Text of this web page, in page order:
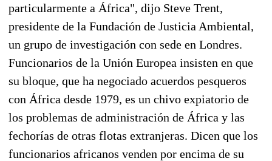
particularmente a África", dijo Steve Trent,
presidente de la Fundación de Justicia Ambiental,
un grupo de investigación con sede en Londres.
Funcionarios de la Unión Europea insisten en que
su bloque, que ha negociado acuerdos pesqueros
con África desde 1979, es un chivo expiatorio de
los problemas de administración de África y las
fechorías de otras flotas extranjeras. Dicen que los
funcionarios africanos venden por encima de su